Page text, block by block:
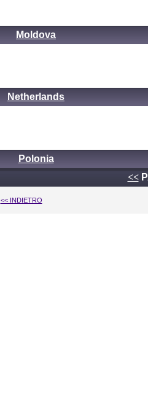
Moldova
Netherlands
Polonia
<<
<< INDIETRO